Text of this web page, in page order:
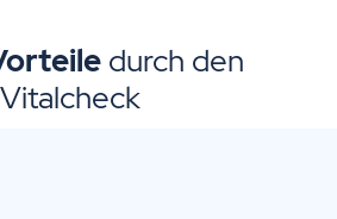
durch den
Vitalcheck